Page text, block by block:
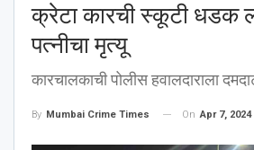
क्रेटा कारची स्कूटी धडक
पत्नीचा मृत्यू
कारचालकाची पोलीस हवालदाराला
By Mumbai Crime Times On Apr 7, 2024